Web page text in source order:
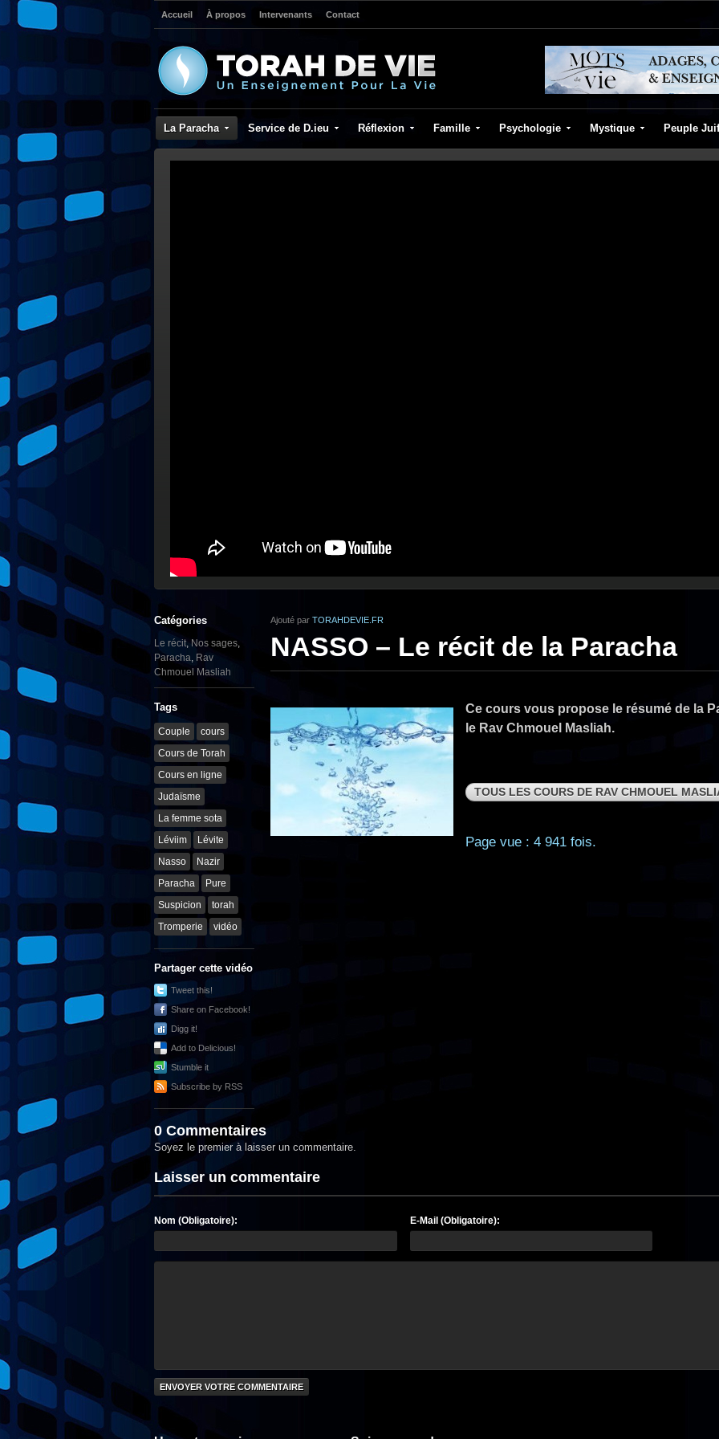
Accueil À propos Intervenants Contact
La Paracha Service de D.ieu Réflexion Famille Psychologie Mystique Peuple Juif
Catégories
Le récit, Nos sages,
Paracha, Rav
Chmouel Masliah
Tags
Couple
cours
Cours de Torah
Cours en ligne
Judaïsme
La femme sota
Léviim
Lévite
Nasso
Nazir
Paracha
Pure
Suspicion
torah
Tromperie
vidéo
Partager cette vidéo
Tweet this!
Share on Facebook!
Digg it!
Add to Delicious!
Stumble it
Subscribe by RSS
Ajouté par TORAHDEVIE.FR
NASSO – Le récit de la Paracha
Ce cours vous propose le résumé de la
le Rav Chmouel Masliah.
TOUS LES COURS DE RAV CHMOUEL
Page vue : 4 941 fois.
0 Commentaires
Soyez le premier à laisser un commentaire.
Laisser un commentaire
Nom (Obligatoire): E-Mail (Obligatoire):